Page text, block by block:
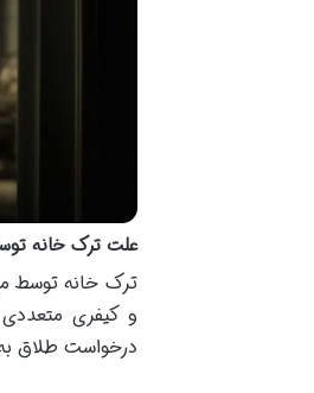
علت ترک خانه
ترک خانه توسط
و کیفری
درخواست طلاق